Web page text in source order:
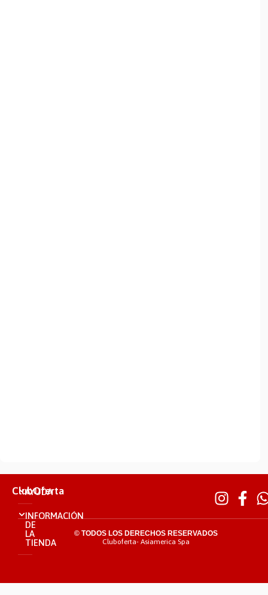
ClubOferta
AYUDA
INFORMACIÓN
DE
LA
TIENDA
© TODOS LOS DERECHOS RESERVADOS
Cluboferta- Asiamerica Spa